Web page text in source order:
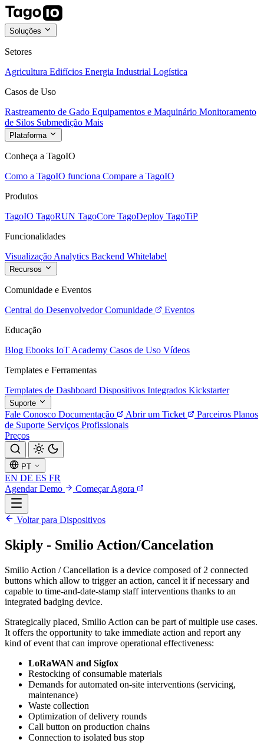
Soluções
Setores
Agricultura Edifícios Energia Industrial Logística
Casos de Uso
Rastreamento de Gado Equipamentos e Maquinário Monitoramento
de Silos Submedição Mais
Plataforma
Conheça a TagoIO
Como a TagoIO funciona Compare a TagoIO
Produtos
TagoIO TagoRUN TagoCore TagoDeploy TagoTiP
Funcionalidades
Visualização Analytics Backend Whitelabel
Recursos
Comunidade e Eventos
Central do Desenvolvedor Comunidade
Eventos
Educação
Blog Ebooks IoT Academy Casos de Uso Vídeos
Templates e Ferramentas
Templates de Dashboard Dispositivos Integrados Kickstarter
Suporte
Fale Conosco Documentação Abrir um Ticket Parceiros Planos
de Suporte Serviços Profissionais
Preços
PT
EN DE ES FR
Agendar Demo
Começar Agora
Voltar para Dispositivos
Skiply - Smilio Action/Cancelation
Smilio Action / Cancellation is a device composed of 2 connected
buttons which allow to trigger an action, cancel it if necessary and
capable to time-and-date-stamp staff interventions thanks to an
integrated badging device.
Strategically placed, Smilio Action can be part of multiple use cases.
It offers the opportunity to take immediate action and report any
kind of event that can improve operational effectiveness:
LoRaWAN and Sigfox
Restocking of consumable materials
Demands for automated on-site interventions (servicing,
maintenance)
Waste collection
Optimization of delivery rounds
Call button on production chains
Connection to isolated bus stop